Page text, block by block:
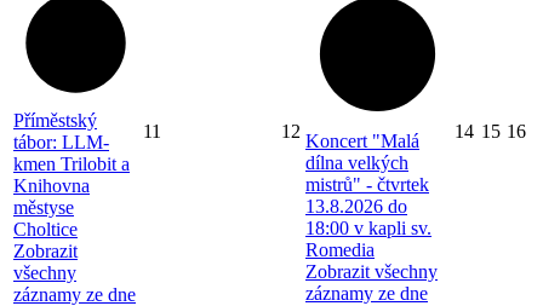
Příměstský
tábor: LLM-
kmen Trilobit a
Knihovna
městyse
Choltice
Zobrazit
všechny
záznamy ze dne
11 12 Koncert "Malá
dílna velkých
mistrů" - čtvrtek
13.8.2026 do
18:00 v kapli sv.
Romedia
Zobrazit všechny
záznamy ze dne
14 15 16